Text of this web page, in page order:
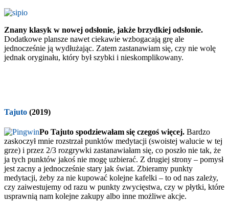
Znany klasyk w nowej odsłonie, jakże brzydkiej odsłonie.
Dodatkowe plansze nawet ciekawie wzbogacają grę ale
jednocześnie ją wydłużając. Zatem zastanawiam się, czy nie wolę
jednak oryginału, który był szybki i nieskomplikowany.
Tajuto (2019)
Po Tajuto spodziewałam się czegoś więcej. Bardzo
zaskoczył mnie rozstrzał punktów medytacji (swoistej walucie w tej
grze) i przez 2/3 rozgrywki zastanawiałam się, co poszło nie tak, że
ja tych punktów jakoś nie mogę uzbierać. Z drugiej strony – pomysł
jest zacny a jednocześnie stary jak świat. Zbieramy punkty
medytacji, żeby za nie kupować kolejne kafelki – to od nas zależy,
czy zaiwestujemy od razu w punkty zwycięstwa, czy w płytki, które
usprawnią nam kolejne zakupy albo inne możliwe akcje.